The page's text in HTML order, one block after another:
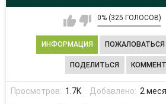
0% (325 ГОЛОСОВ)
ИНФОРМАЦИЯ ПОЖАЛОВАТЬСЯ
ПОДЕЛИТЬСЯ
Просмотров: 1.7K Добавлено: 2